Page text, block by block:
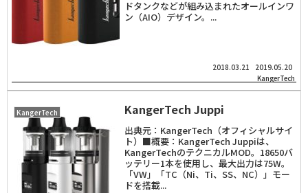
ドタンクなどが組み込まれたオールインワ
ン（AIO）デザイン。...
2018.03.21
2019.05.20
KangerTech
KangerTech KangerTech Juppi
出典元：KangerTech（オフィシャルサイ
ト）■概要：KangerTech Juppiは、
KangerTechのテクニカルMOD。18650バ
ッテリー1本を使用し、最大出力は75W。
「VW」「TC（Ni、Ti、SS、NC）」モー
ドを搭載...